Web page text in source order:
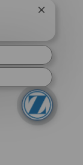
Fechar